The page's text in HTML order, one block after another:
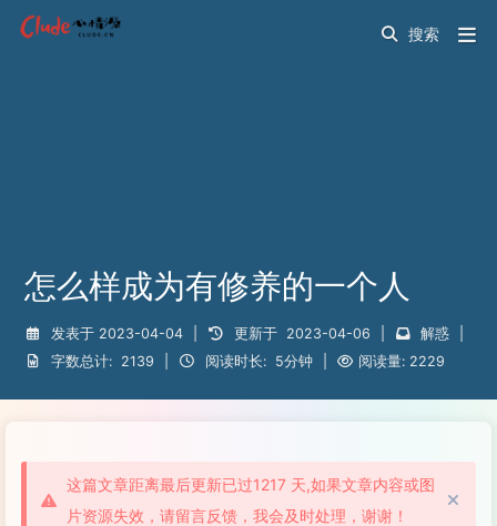
怎么样成为有修养的一个人
发表于 2023-04-04 更新于 2023-04-06 解惑
字数总计:
2139 阅读时长: 5分钟 阅读量: 2229
这篇文章距离最后更新已过1217 天,如果文章内容或图
片资源失效，请留言反馈，我会及时处理，谢谢！